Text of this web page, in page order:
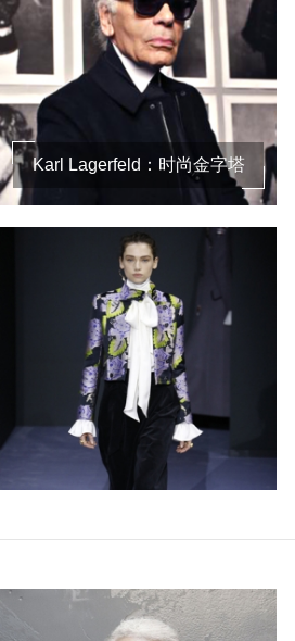
Karl Lagerfeld：时尚金字塔
顶端